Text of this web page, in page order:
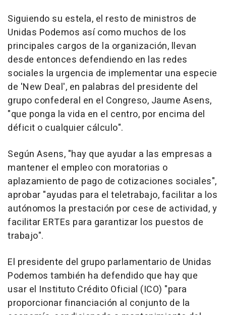
Siguiendo su estela, el resto de ministros de
Unidas Podemos así como muchos de los
principales cargos de la organización, llevan
desde entonces defendiendo en las redes
sociales la urgencia de implementar una especie
de 'New Deal', en palabras del presidente del
grupo confederal en el Congreso, Jaume Asens,
"que ponga la vida en el centro, por encima del
déficit o cualquier cálculo".
Según Asens, "hay que ayudar a las empresas a
mantener el empleo con moratorias o
aplazamiento de pago de cotizaciones sociales",
aprobar "ayudas para el teletrabajo, facilitar a los
autónomos la prestación por cese de actividad, y
facilitar ERTEs para garantizar los puestos de
trabajo".
El presidente del grupo parlamentario de Unidas
Podemos también ha defendido que hay que
usar el Instituto Crédito Oficial (ICO) "para
proporcionar financiación al conjunto de la